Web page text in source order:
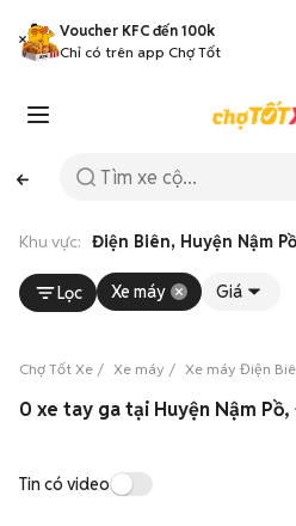
Voucher KFC đến 100k
Chỉ có trên app Chợ Tốt
Khu vực: Điện Biên, Huyện Nậm Pồ
Lọc Xe máy Giá
Chợ Tốt Xe Xe máy Xe máy Điện
Tin có video